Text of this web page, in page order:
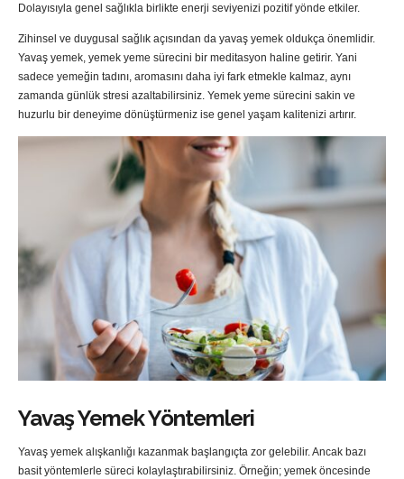
Dolayısıyla genel sağlıkla birlikte enerji seviyenizi pozitif yönde etkiler.
Zihinsel ve duygusal sağlık açısından da yavaş yemek oldukça önemlidir.
Yavaş yemek, yemek yeme sürecini bir meditasyon haline getirir. Yani
sadece yemeğin tadını, aromasını daha iyi fark etmekle kalmaz, aynı
zamanda günlük stresi azaltabilirsiniz. Yemek yeme sürecini sakin ve
huzurlu bir deneyime dönüştürmeniz ise genel yaşam kalitenizi artırır.
Yavaş Yemek Yöntemleri
Yavaş yemek alışkanlığı kazanmak başlangıçta zor gelebilir. Ancak bazı
basit yöntemlerle süreci kolaylaştırabilirsiniz. Örneğin; yemek öncesinde